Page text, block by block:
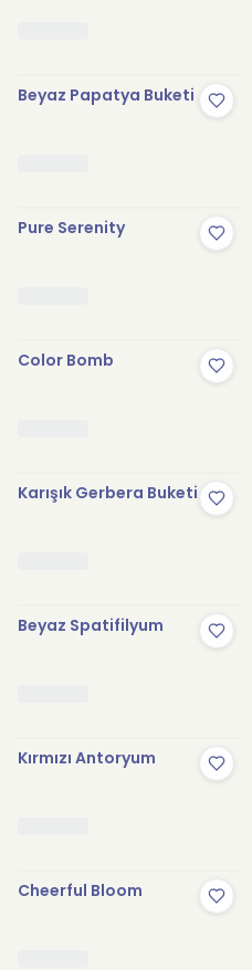
Beyaz Papatya Buketi
Pure Serenity
Color Bomb
Karışık Gerbera Buketi
Beyaz Spatifilyum
Kırmızı Antoryum
Cheerful Bloom